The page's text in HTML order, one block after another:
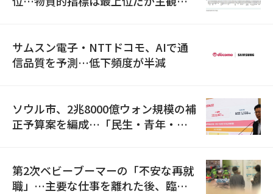
サムスン電子・NTTドコモ、AIで通
信品質を予測…低下頻度が半減
ソウル市、2兆8000億ウォン規模の補
正予算案を編成…「民生・青年・安
第2次ベビーブーマーの「不安な再就
職」…主要な仕事を離れた後、臨時